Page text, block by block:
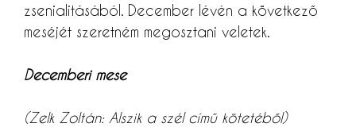
zsenialitásából. December lévén a következő
meséjét szeretném megosztani veletek.
Decemberi mese
(Zelk Zoltán: Alszik a szél című kötetéből)